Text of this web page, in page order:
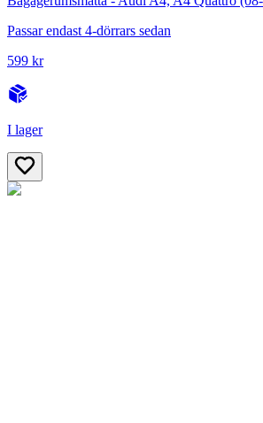
Passar endast 4-dörrars sedan
599 kr
I lager